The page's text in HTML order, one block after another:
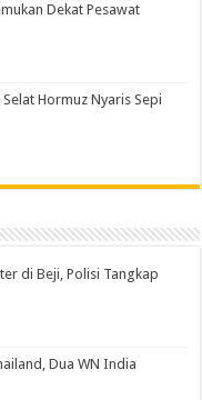
Dekat Pesawat
Hormuz Nyaris Sepi
di Beji, Polisi Tangkap
Dua WN India